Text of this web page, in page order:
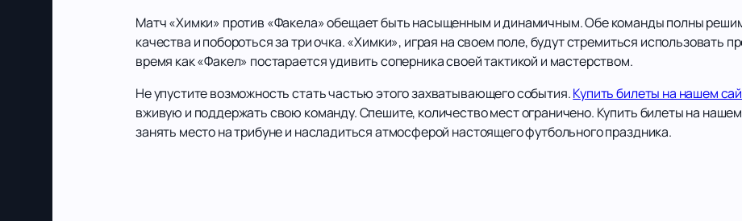
Матч «Химки» против «Факела» обещает быть насыщенным и динамичным. Обе команды полны
качества и побороться за три очка. «Химки», играя на своем поле, будут стремиться использовать
время как «Факел» постарается удивить соперника своей тактикой и мастерством.
Не упустите возможность стать частью этого захватывающего события.Купить билеты на нашем
вживую и поддержать свою команду. Спешите, количество мест ограничено. Купить билеты на
занять место на трибуне и насладиться атмосферой настоящего футбольного праздника.